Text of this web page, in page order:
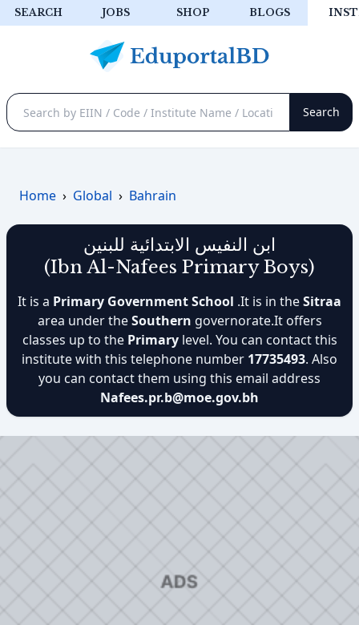
SEARCH JOBS SHOP BLOGS
Home › Global › Bahrain
ابن النفيس الابتدائية للبنين
(Ibn Al-Nafees Primary Boys)
It is a Primary Government School .It is in theSitraa
area under theSouthern governorate.It offers
classes up to the Primarylevel. You can contact this
institute with this telephone number 17735493. Also
you can contact them using this email address
Nafees.pr.b@moe.gov.bh